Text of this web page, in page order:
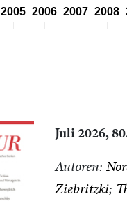
2005 2006 2007 2008
Juli 2026,
Autoren:
Ziebritzki